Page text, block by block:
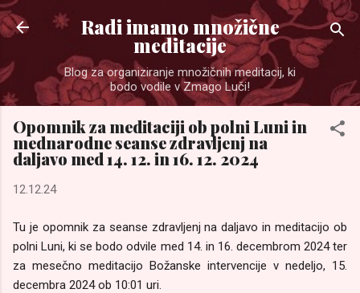
Preskoči na glavno vsebino
Radi imamo množične
meditacije
Blog za organiziranje množičnih meditacij, ki
bodo vodile v Zmago Luči!
Opomnik za meditaciji ob polni Luni in
mednarodne seanse zdravljenj na
daljavo med 14. 12. in 16. 12. 2024
12.12.24
Tu je opomnik za seanse zdravljenj na daljavo in meditacijo ob
polni Luni, ki se bodo odvile med 14. in 16. decembrom 2024 ter
za mesečno meditacijo Božanske intervencije v nedeljo, 15.
decembra 2024 ob 10:01 uri.